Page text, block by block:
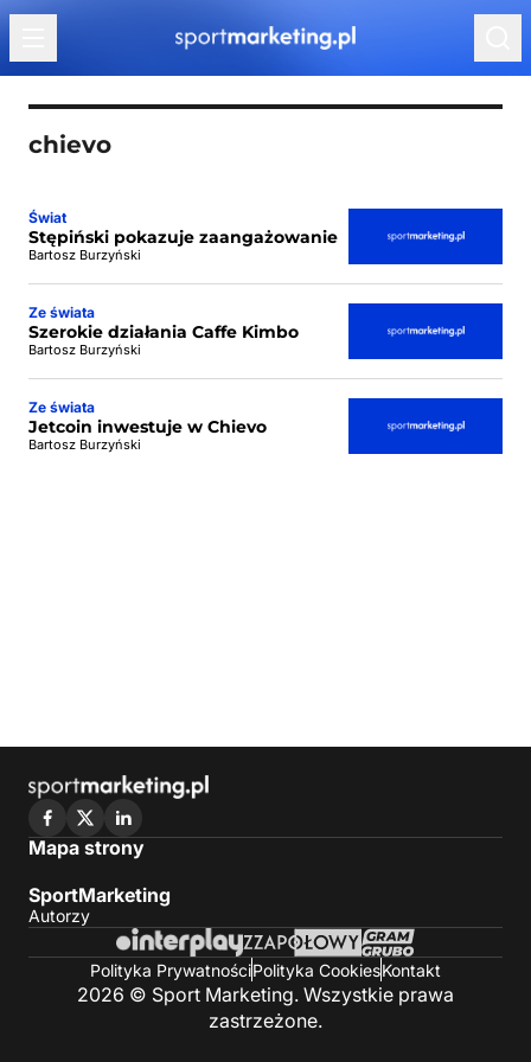
Przejdź do treści
chievo
Świat
Stępiński pokazuje zaangażowanie
Bartosz Burzyński
Ze świata
Szerokie działania Caffe Kimbo
Bartosz Burzyński
Ze świata
Jetcoin inwestuje w Chievo
Bartosz Burzyński
Mapa strony
SportMarketing
Autorzy
Polityka PrywatnościPolityka CookiesKontakt
2026 © Sport Marketing. Wszystkie prawa
zastrzeżone.